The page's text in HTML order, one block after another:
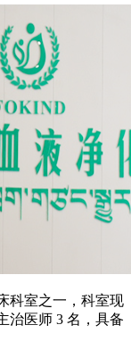
科室之一，科室现
治医师 3 名，具备